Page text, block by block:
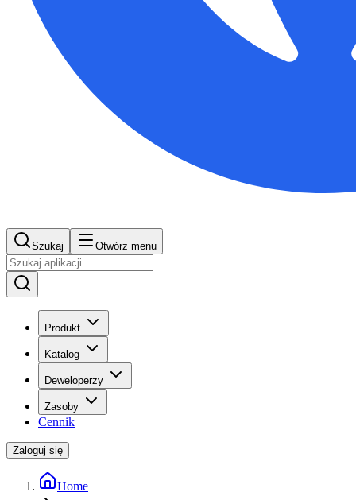
Szukaj Otwórz menu
Produkt
Katalog
Deweloperzy
Zasoby
Cennik
Zaloguj się
Home